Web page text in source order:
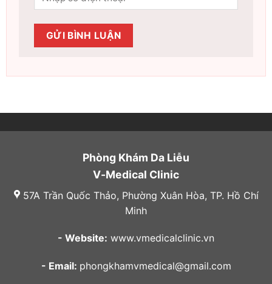
Phòng Khám Da Liễu
V-Medical Clinic
57A Trần Quốc Thảo, Phường Xuân Hòa, TP. Hồ Chí
Minh
- Website: www.vmedicalclinic.vn
- Email: phongkhamvmedical@gmail.com